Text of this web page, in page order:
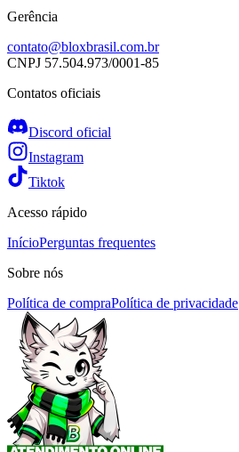
Gerência
contato@bloxbrasil.com.br
CNPJ 57.504.973/0001-85
Contatos oficiais
Discord oficial
Instagram
Tiktok
Acesso rápido
InícioPerguntas frequentes
Sobre nós
Política de compraPolítica de privacidade